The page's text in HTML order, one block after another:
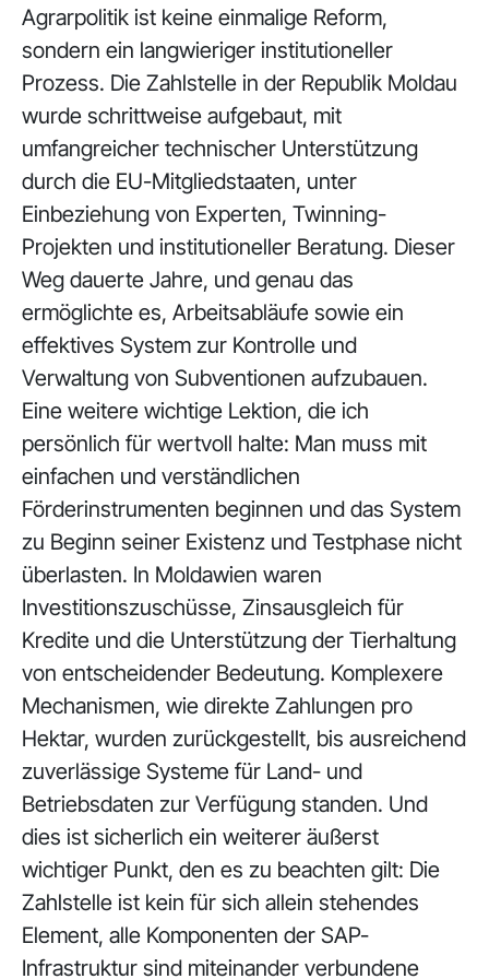
Agrarpolitik ist keine einmalige Reform,
sondern ein langwieriger institutioneller
Prozess. Die Zahlstelle in der Republik Moldau
wurde schrittweise aufgebaut, mit
umfangreicher technischer Unterstützung
durch die EU-Mitgliedstaaten, unter
Einbeziehung von Experten, Twinning-
Projekten und institutioneller Beratung. Dieser
Weg dauerte Jahre, und genau das
ermöglichte es, Arbeitsabläufe sowie ein
effektives System zur Kontrolle und
Verwaltung von Subventionen aufzubauen.
Eine weitere wichtige Lektion, die ich
persönlich für wertvoll halte: Man muss mit
einfachen und verständlichen
Förderinstrumenten beginnen und das System
zu Beginn seiner Existenz und Testphase nicht
überlasten. In Moldawien waren
Investitionszuschüsse, Zinsausgleich für
Kredite und die Unterstützung der Tierhaltung
von entscheidender Bedeutung. Komplexere
Mechanismen, wie direkte Zahlungen pro
Hektar, wurden zurückgestellt, bis ausreichend
zuverlässige Systeme für Land- und
Betriebsdaten zur Verfügung standen. Und
dies ist sicherlich ein weiterer äußerst
wichtiger Punkt, den es zu beachten gilt: Die
Zahlstelle ist kein für sich allein stehendes
Element, alle Komponenten der SAP-
Infrastruktur sind miteinander verbundene